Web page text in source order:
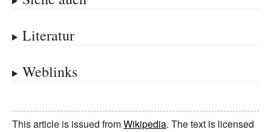
Literatur
Weblinks
This article is issued fromWikipedia. The text is licensed